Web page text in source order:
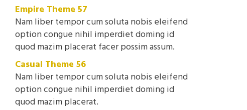
Empire Theme 57
Nam liber tempor cum soluta nobis eleifend
option congue nihil imperdiet doming id
quod mazim placerat facer possim assum.
Casual Theme 56
Nam liber tempor cum soluta nobis eleifend
option congue nihil imperdiet doming id
quod mazim placerat.